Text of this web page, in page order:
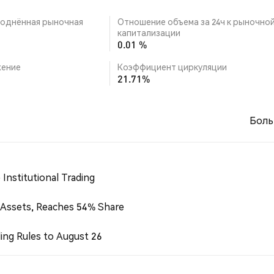
рыночная
Отношение объема за 24ч к
капитализации
0.01 %
Коэффициент циркуляции
21.71%
Institutional Trading
Reaches 54% Share
Rules to August 26